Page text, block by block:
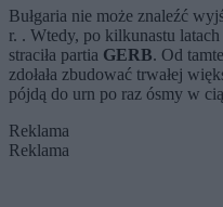
Bułgaria nie może znaleźć
r. . Wtedy, po kilkunastu
straciła partia GERB. Od
zdołała zbudować trwałej
pójdą do urn po raz ósmy w
Reklama
Reklama